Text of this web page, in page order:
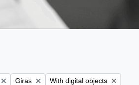
Remove filter:
Giras Remove filter:
With digital objects